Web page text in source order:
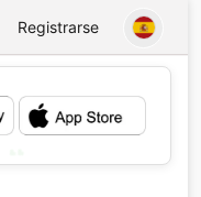
Registrarse